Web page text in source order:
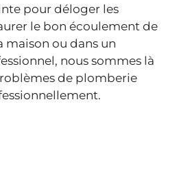
pour déloger les
le bon écoulement de
maison ou dans un
nous sommes là
de plomberie